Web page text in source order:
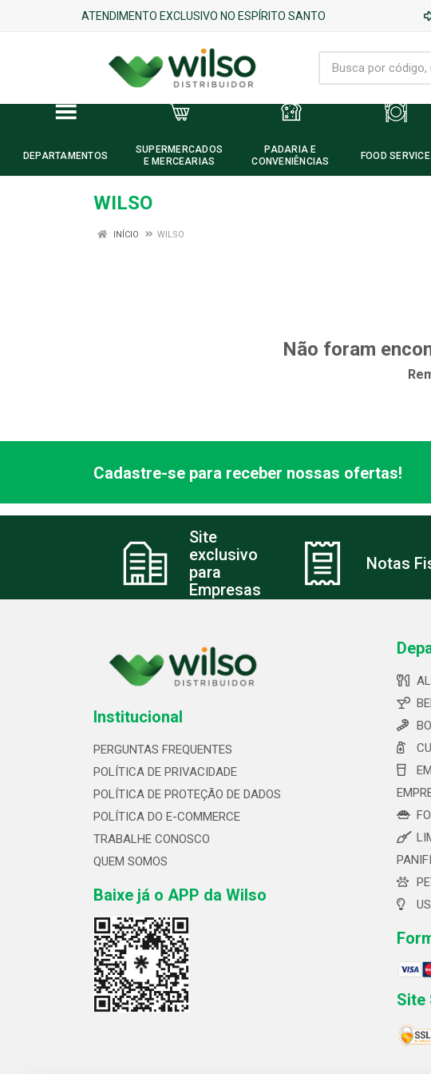
ATENDIMENTO EXCLUSIVO NO ESPÍRITO SANTO
DEPARTAMENTOS
SUPERMERCADOS
E MERCEARIAS
PADARIA E
CONVENIÊNCIAS
FOOD SERVICE
WILSO
INÍCIO WILSO
Não foram
Cadastre-se para receber nossas ofertas!
Site
exclusivo
para
Empresas
Notas
Institucional
PERGUNTAS FREQUENTES
POLÍTICA DE PRIVACIDADE
POLÍTICA DE PROTEÇÃO DE DADOS
POLÍTICA DO E-COMMERCE
TRABALHE CONOSCO
QUEM SOMOS
Baixe já o APP da Wilso
Site